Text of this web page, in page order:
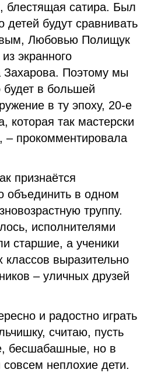
блестящая сатира. Был
детей будут сравнивать
Любовью Полищук
экранного
Поэтому мы
будет в большей
в ту эпоху, 20-е
которая так мастерски
– прокомментировала
признаётся
объединить в одном
труппу.
исполнителями
старшие, а ученики
выразительно
– уличных друзей
и радостно играть
считаю, пусть
бесшабашные, но в
неплохие дети.